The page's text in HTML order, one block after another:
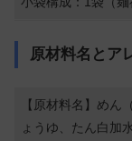
原材料名とア
【原材料名】めん
ょうゆ、たん白加